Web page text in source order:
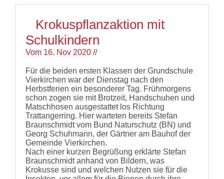
Krokuspflanzaktion mit
Schulkindern
Vom 16. Nov 2020 //
Für die beiden ersten Klassen der Grundschule
Vierkirchen war der Dienstag nach den
Herbstferien ein besonderer Tag. Frühmorgens
schon zogen sie mit Brotzeit, Handschuhen und
Matschhosen ausgestattet los Richtung
Trattangerring. Hier warteten bereits Stefan
Braunschmidt vom Bund Naturschutz (BN) und
Georg Schuhmann, der Gärtner am Bauhof der
Gemeinde Vierkirchen.
Nach einer kurzen Begrüßung erklärte Stefan
Braunschmidt anhand von Bildern, was
Krokusse sind und welchen Nutzen sie für die